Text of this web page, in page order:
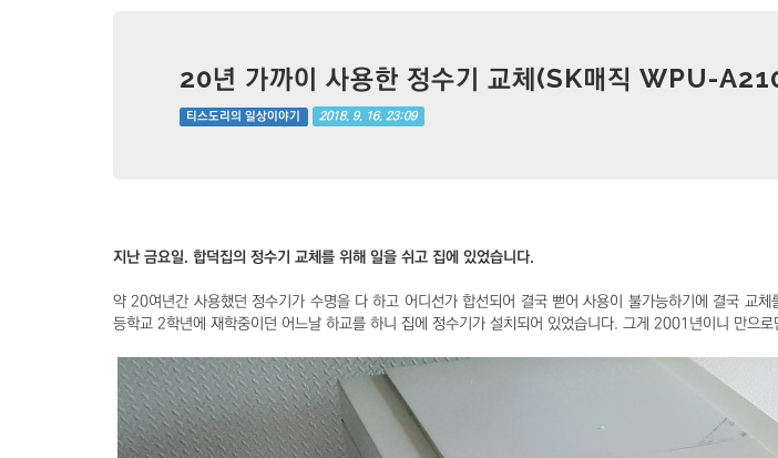
20년 가까이 사용한 정수기 교체(SK매직 WPU-
티스도리의 일상이야기 2018. 9. 16. 23:09
지난 금요일. 합덕집의 정수기 교체를 위해 일을 쉬고 집에 있었습니다.
약 20여년간 사용했던 정수기가 수명을 다 하고 어디선가 합선되어 결국 뻗어 사용이 불가능하기에 결국 교
등학교 2학년에 재학중이던 어느날 하교를 하니 집에 정수기가 설치되어 있었습니다. 그게 2001년이니 만으